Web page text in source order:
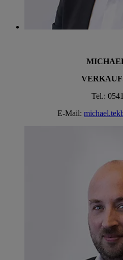
Tel.:
E-Mail: